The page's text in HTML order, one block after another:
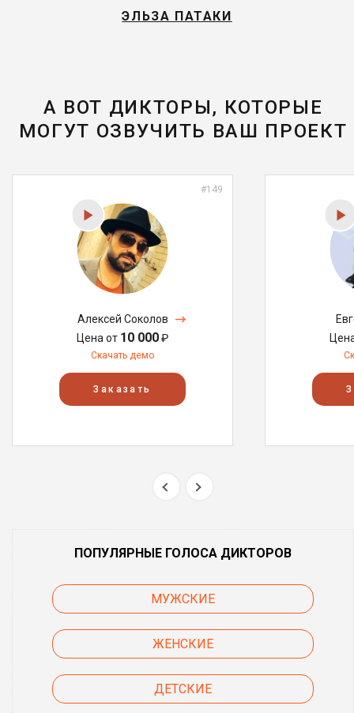
ЭЛЬЗА ПАТАКИ
А ВОТ ДИКТОРЫ, КОТОРЫЕ
МОГУТ ОЗВУЧИТЬ ВАШ ПРОЕКТ
#149
Алексей Соколов
Цена от 10 000₽
Скачать демо
Заказать
ПОПУЛЯРНЫЕ ГОЛОСА ДИКТОРОВ
МУЖСКИЕ
ЖЕНСКИЕ
ДЕТСКИЕ